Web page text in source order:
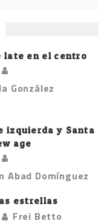
late en el centro
González
izquierda y Santa
age
Abad Domínguez
estrellas
Frei Betto